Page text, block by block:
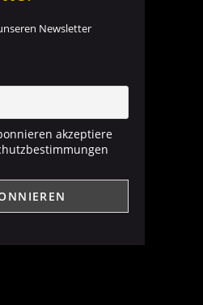
Newsletter
akzeptiere